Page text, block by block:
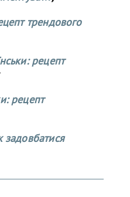
трендового
рецепт
рецепт
задовбатися